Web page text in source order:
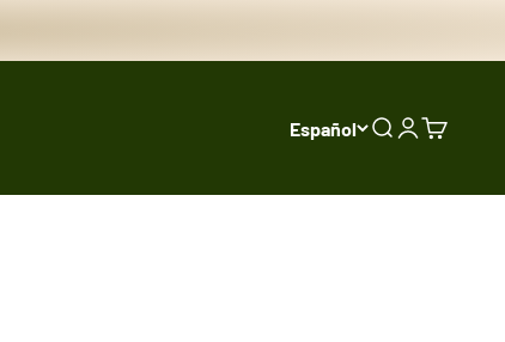
Español Buscar
Iniciar
Carrito